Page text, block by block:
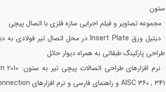
ستون
· مجموعه تصاویر و فیلم اجرایی سازه فلزی با اتصال پیچی
· دیتیل ورق Insert Plate در محل اتصال تیر فولادی به دیوار حائل
طراحی پارکینگ طبقاتی به همراه دیوار حائل
· نرم افزارهای طراحی اتصالات پیچی تیر به ستون:
AISC 360 , 341 و راهنمای فارسی و نرم افزارهای Limconv , Graitec ، Connection